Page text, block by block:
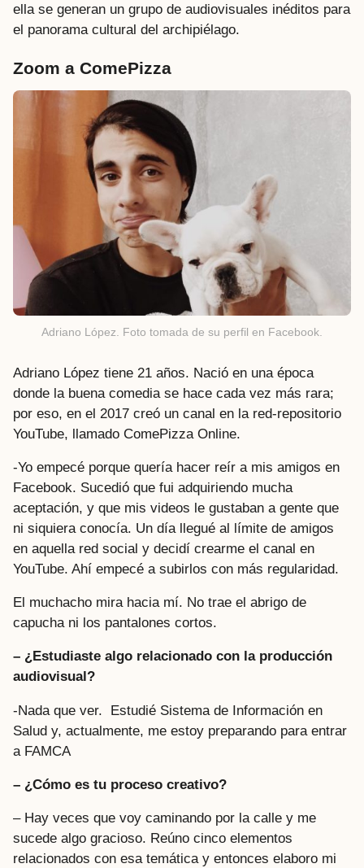
ella se generan un grupo de audiovisuales inéditos para
el panorama cultural del archipiélago.
Zoom a ComePizza
Adriano López. Foto tomada de su perfil en Facebook.
Adriano López tiene 21 años. Nació en una época
donde la buena comedia se hace cada vez más rara;
por eso, en el 2017 creó un canal en la red-repositorio
YouTube, llamado ComePizza Online.
-Yo empecé porque quería hacer reír a mis amigos en
Facebook. Sucedió que fui adquiriendo mucha
aceptación, y que mis videos le gustaban a gente que
ni siquiera conocía. Un día llegué al límite de amigos
en aquella red social y decidí crearme el canal en
YouTube. Ahí empecé a subirlos con más regularidad.
El muchacho mira hacia mí. No trae el abrigo de
capucha ni los pantalones cortos.
– ¿Estudiaste algo relacionado con la producción
audiovisual?
-Nada que ver. Estudié Sistema de Información en
Salud y, actualmente, me estoy preparando para entrar
a FAMCA
– ¿Cómo es tu proceso creativo?
– Hay veces que voy caminando por la calle y me
sucede algo gracioso. Reúno cinco elementos
relacionados con esa temática y entonces elaboro mi